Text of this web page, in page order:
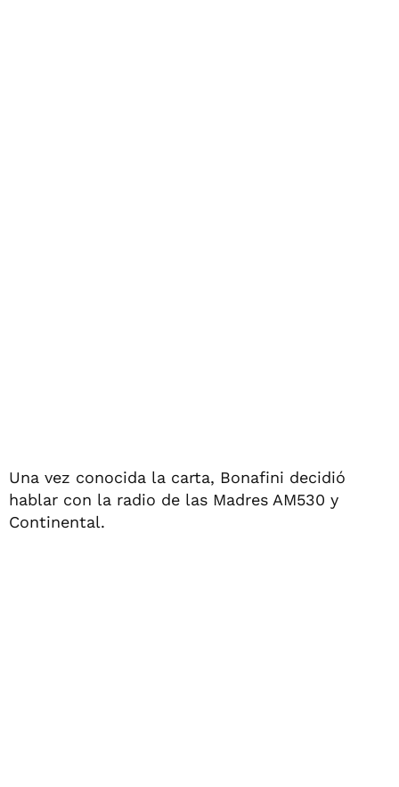
Una vez conocida la carta, Bonafini decidió
hablar con la radio de las Madres AM530 y
Continental.